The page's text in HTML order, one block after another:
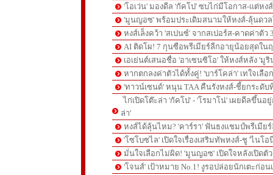
'โอเว่น' มองดีล 'กัคโป' ซบไก่มีโอกาส-แต่ห
'มูนญอซ' พร้อมประเดิมสนามให้หงส์-ลุ้นดว
หงส์เล็งคว้า 'สเปนซ์' จากสเปอร์ส-คาดค่าตัว
AI ติดโผ! 7 กุนซือพรีเมียร์ลีกอายุน้อยสุดใน
เอเย่นต์เสนอชื่อ 'อาเซนซิโอ' ให้หงส์หลัง 'มู
หากตกลงค่าตัวได้ทั้งคู่! 'บาร์โคล่า' เทใจเลือ
'ทาวน์เซนด์' หนุน TAA คืนรังหงส์-ชี้ยกระดั
ไก่เปิดโต๊ะล่า 'กัคโป' - 'โรมาโน่' เผยดีลขึ้นอ
ล่า'
หงส์ได้ลุ้นไหม? 'คาร์รา' ฟันธงแชมป์พรีเมีย
'โซโบซไล' เปิดใจเรื่องเสริมทัพหงส์-ชู 'ไนโ
มั่นใจเลือกไม่ผิด! 'มูนญอซ' เปิดใจหลังเปิดตั
'โจนส์' เป้าหมาย No.1! งูรอปล่อยนักเตะก่อ